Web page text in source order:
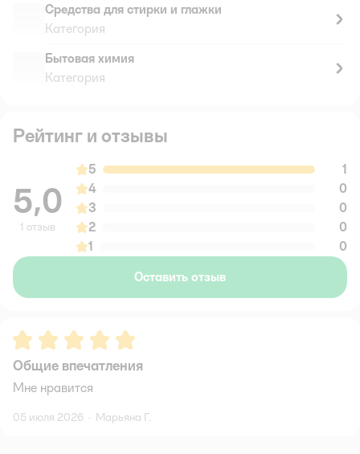
Средства для стирки и глажки
Категория
Бытовая химия
Категория
Рейтинг и отзывы
5,0
1 отзыв
5
1
4
0
3
0
2
0
1
0
Оставить отзыв
Рейтинг:5
Общие впечатления
Мне нравится
05 июля 2026 · Марьяна Г.